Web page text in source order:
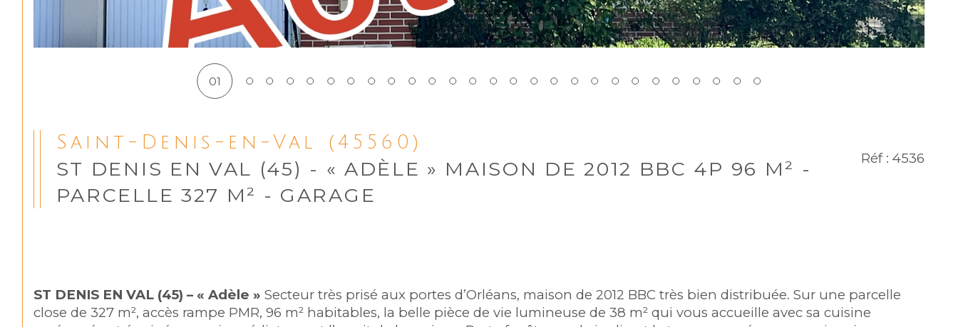
01
Saint-Denis-en-Val (45560)
ST DENIS EN VAL (45) - « ADÈLE » MAISON DE 2012 BBC 4P 96 M² -
PARCELLE 327 M² - GARAGE
Réf : 4536
ST DENIS EN VAL (45) – « Adèle » Secteur très prisé aux portes d’Orléans, maison de 2012 BBC très bien distribuée. Sur une parcelle
close de 327 m², accès rampe PMR, 96 m² habitables, la belle pièce de vie lumineuse de 38 m² qui vous accueille avec sa cuisine